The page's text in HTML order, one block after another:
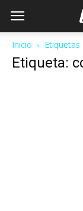
Inicio Etiquetas
Etiqueta: